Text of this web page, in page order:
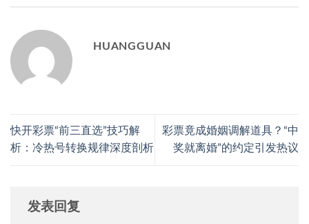
HUANGGUAN
快开彩票“前三直选”技巧解
析：冷热号转换规律深度剖析
彩票竟成婚姻调解道具？“中
奖就离婚”的约定引发热议
发表回复